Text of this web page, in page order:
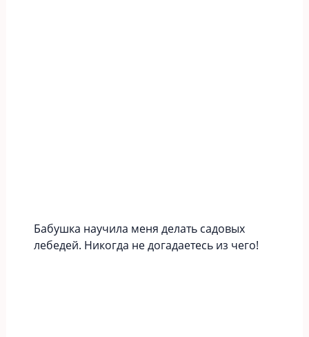
Бабушка научила меня делать садовых
лебедей. Никогда не догадаетесь из чего!